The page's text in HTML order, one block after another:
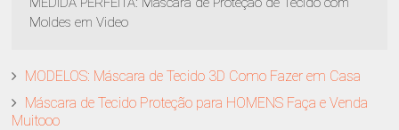
Moldes em Video
MODELOS: Máscara de Tecido 3D Como Fazer em Casa
Máscara de Tecido Proteção para HOMENS Faça e Venda
Muitooo